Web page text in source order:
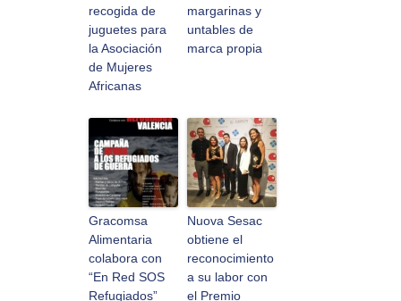
recogida de
juguetes para
la Asociación
de Mujeres
Africanas
margarinas y
untables de
marca propia
Gracomsa
Alimentaria
colabora con
“En Red SOS
Refugiados”
Nuova Sesac
obtiene el
reconocimiento
a su labor con
el Premio